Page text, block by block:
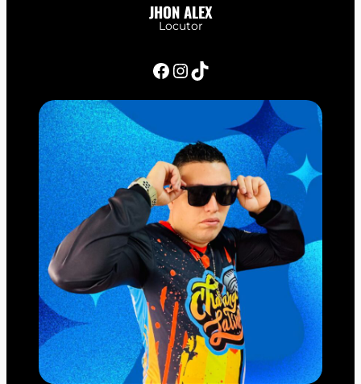
JHON ALEX
Locutor
Facebook InstagramTikTok